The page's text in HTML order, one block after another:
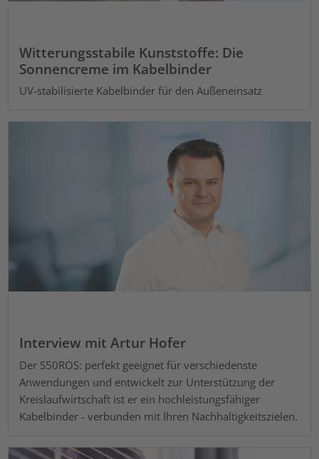
Witterungsstabile Kunststoffe: Die
Sonnencreme im Kabelbinder
UV-stabilisierte Kabelbinder für den Außeneinsatz
Interview mit Artur Hofer
Der S50ROS: perfekt geeignet für verschiedenste
Anwendungen und entwickelt zur Unterstützung der
Kreislaufwirtschaft ist er ein hochleistungsfähiger
Kabelbinder - verbunden mit Ihren Nachhaltigkeitszielen.